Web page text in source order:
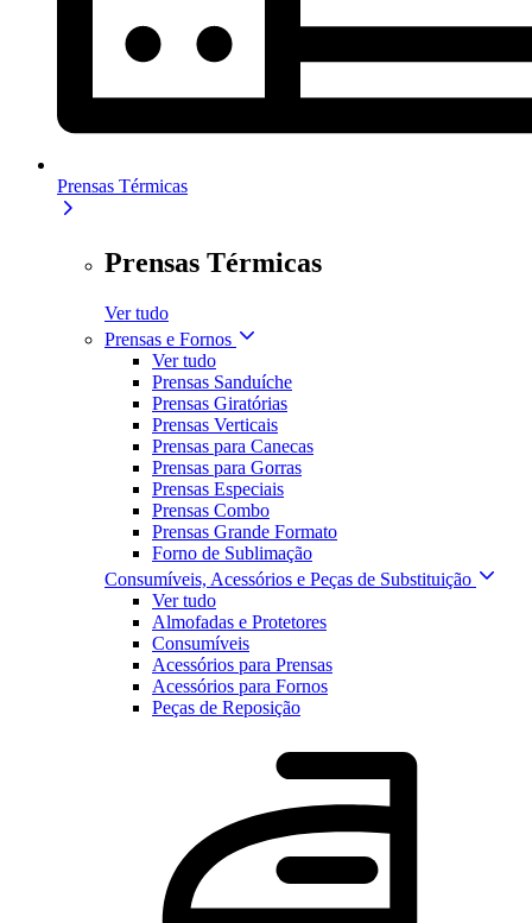
Prensas Térmicas
Prensas Térmicas
Ver tudo
Prensas e Fornos
Ver tudo
Prensas Sanduíche
Prensas Giratórias
Prensas Verticais
Prensas para Canecas
Prensas para Gorras
Prensas Especiais
Prensas Combo
Prensas Grande Formato
Forno de Sublimação
Consumíveis, Acessórios e Peças de Substituição
Ver tudo
Almofadas e Protetores
Consumíveis
Acessórios para Prensas
Acessórios para Fornos
Peças de Reposição